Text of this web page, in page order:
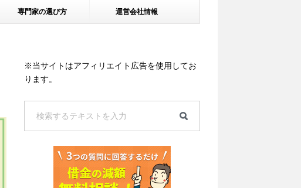
専門家の選び方 運営会社情報
※当サイトはアフィリエイト広告を使用してお
ります。